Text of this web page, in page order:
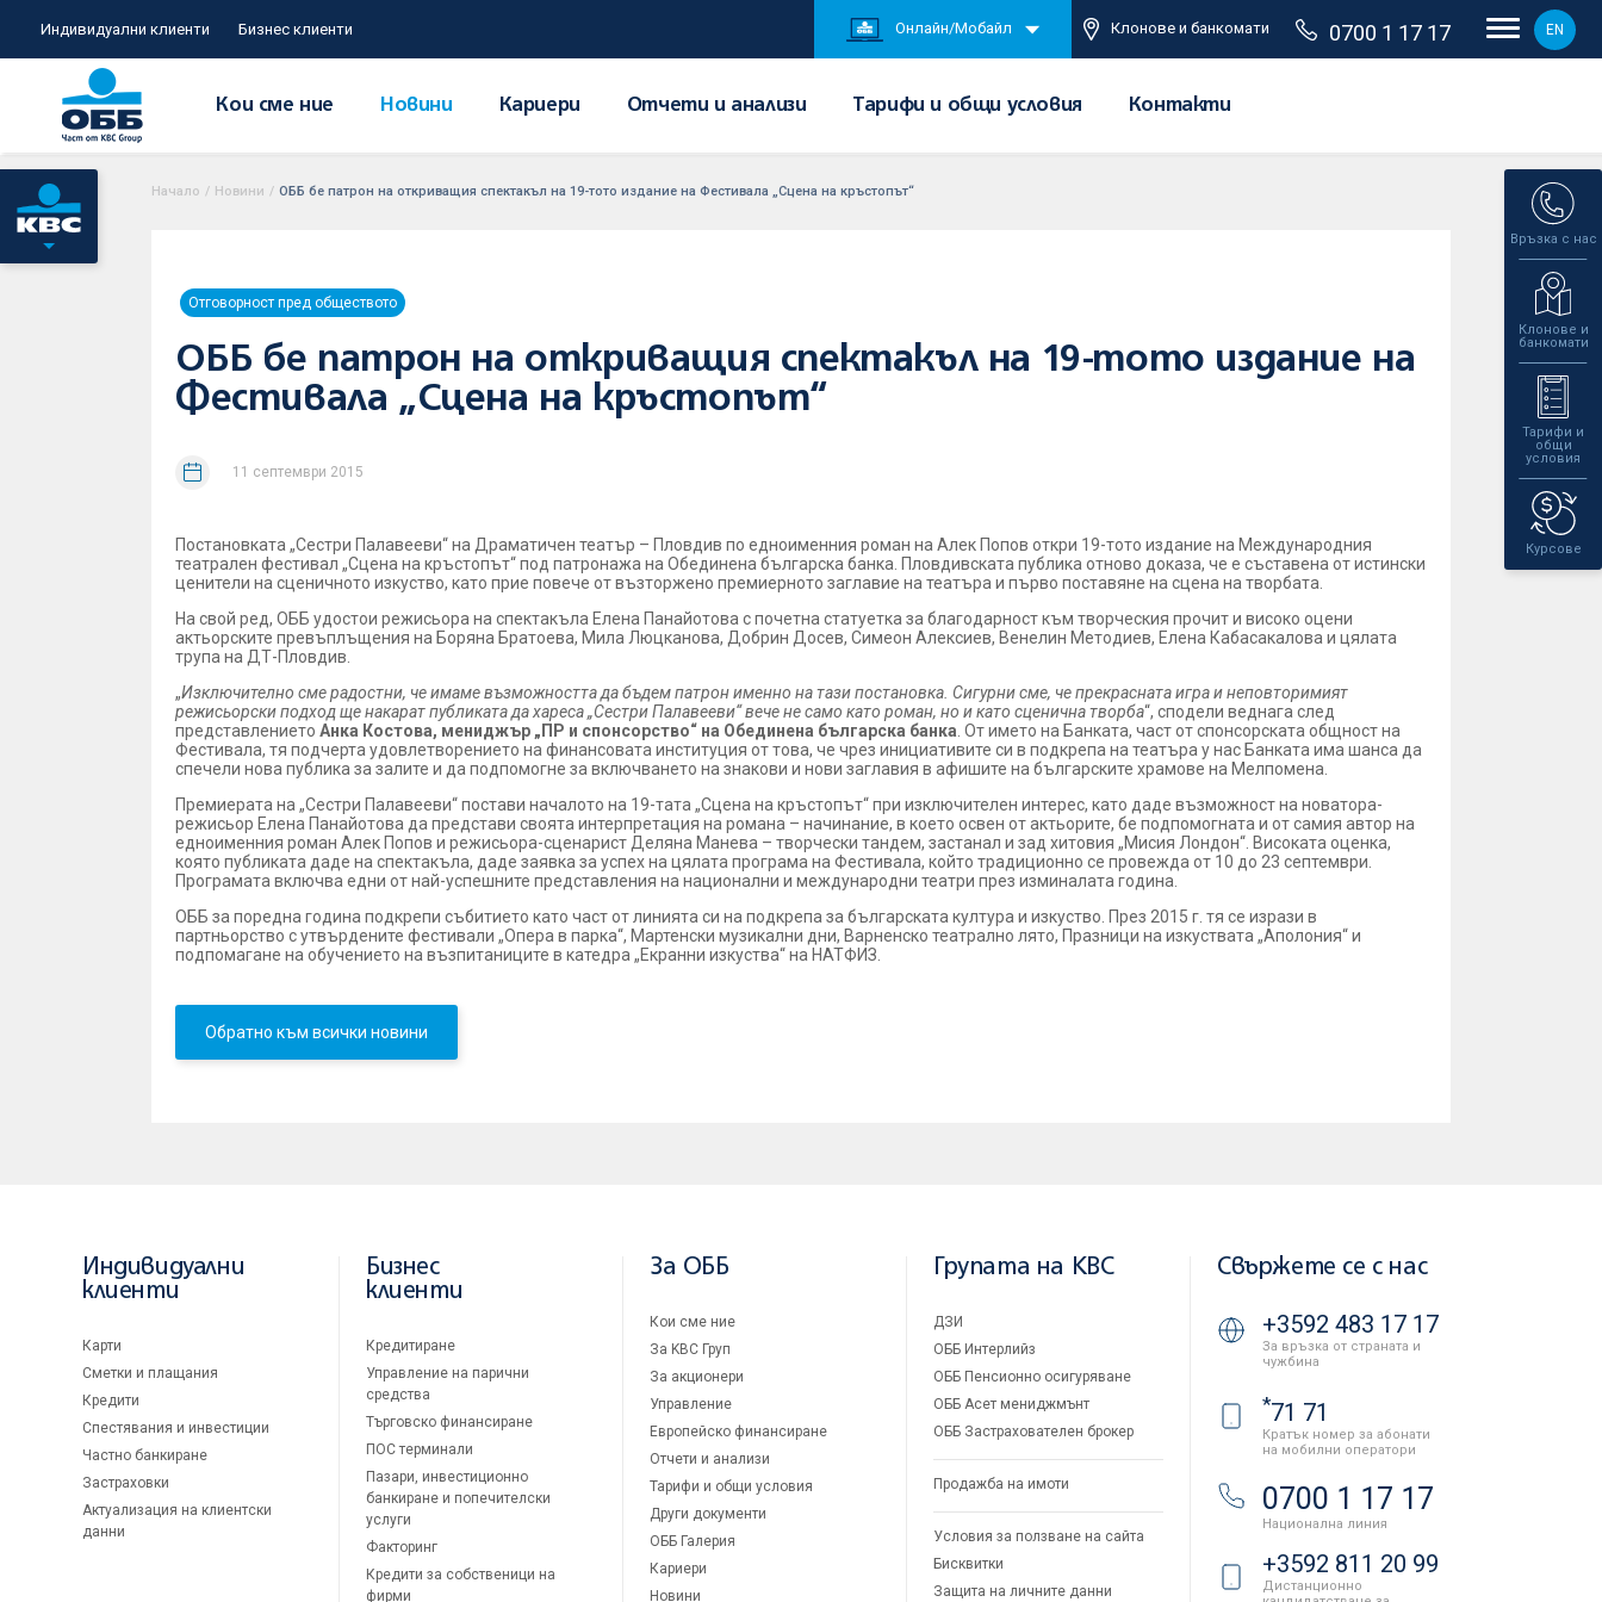
Индивидуални клиенти Бизнес клиенти Онлайн/Мобайл Клонове и банкомати 0700 1 17 17 EN
Кои сме ние Новини Кариери Отчети и анализи Тарифи и общи условия Контакти
Връзка с нас
Клонове и
банкомати
Тарифи и
общи
условия
Курсове
Начало / Новини / ОББ бе патрон на откриващия спектакъл на 19-тото издание на Фестивала „Сцена на кръстопът“
Отговорност пред обществото
ОББ бе патрон на откриващия спектакъл на 19-тото издание на
Фестивала „Сцена на кръстопът“
11 септември 2015
Постановката „Сестри Палавееви“ на Драматичен театър – Пловдив по едноименния роман на Алек Попов откри 19-тото издание на Международния
театрален фестивал „Сцена на кръстопът“ под патронажа на Обединена българска банка. Пловдивската публика отново доказа, че е съставена от истински
ценители на сценичното изкуство, като прие повече от възторжено премиерното заглавие на театъра и първо поставяне на сцена на творбата.
На свой ред, ОББ удостои режисьора на спектакъла Елена Панайотова с почетна статуетка за благодарност към творческия прочит и високо оцени
актьорските превъплъщения на Боряна Братоева, Мила Люцканова, Добрин Досев, Симеон Алексиев, Венелин Методиев, Елена Кабасакалова и цялата
трупа на ДТ-Пловдив.
„Изключително сме радостни, че имаме възможността да бъдем патрон именно на тази постановка. Сигурни сме, че прекрасната игра и неповторимият
режисьорски подход ще накарат публиката да хареса „Сестри Палавееви“ вече не само като роман, но и като сценична творба“, сподели веднага след
представлението Анка Костова, мениджър „ПР и спонсорство“ на Обединена българска банка . От името на Банката, част от спонсорската общност на
Фестивала, тя подчерта удовлетворението на финансовата институция от това, че чрез инициативите си в подкрепа на театъра у нас Банката има шанса да
спечели нова публика за залите и да подпомогне за включването на знакови и нови заглавия в афишите на българските храмове на Мелпомена.
Премиерата на „Сестри Палавееви“ постави началото на 19-тата „Сцена на кръстопът“ при изключителен интерес, като даде възможност на новатора-
режисьор Елена Панайотова да представи своята интерпретация на романа – начинание, в което освен от актьорите, бе подпомогната и от самия автор на
едноименния роман Алек Попов и режисьора-сценарист Деляна Манева – творчески тандем, застанал и зад хитовия „Мисия Лондон“. Високата оценка,
която публиката даде на спектакъла, даде заявка за успех на цялата програма на Фестивала, който традиционно се провежда от 10 до 23 септември.
Програмата включва едни от най-успешните представления на национални и международни театри през изминалата година.
ОББ за поредна година подкрепи събитието като част от линията си на подкрепа за българската култура и изкуство. През 2015 г. тя се изрази в
партньорство с утвърдените фестивали „Опера в парка“, Мартенски музикални дни, Варненско театрално лято, Празници на изкуствата „Аполония“ и
подпомагане на обучението на възпитаниците в катедра „Екранни изкуства“ на НАТФИЗ.
Обратно към всички новини
Индивидуални
клиенти
Карти
Сметки и плащания
Кредити
Спестявания и инвестиции
Частно банкиране
Застраховки
Актуализация на клиентски
данни
Бизнес
клиенти
Кредитиране
Управление на парични
средства
Търговско финансиране
ПОС терминали
Пазари, инвестиционно
банкиране и попечителски
услуги
Факторинг
Кредити за собственици на
фирми
За ОББ
Кои сме ние
За KBC Груп
За акционери
Управление
Европейско финансиране
Отчети и анализи
Тарифи и общи условия
Други документи
ОББ Галерия
Кариери
Новини
Групата на KBC
ДЗИ
ОББ Интерлийз
ОББ Пенсионно осигуряване
ОББ Асет мениджмънт
ОББ Застрахователен брокер
Продажба на имоти
Условия за ползване на сайта
Бисквитки
Защита на личните данни
Свържете се с нас
+3592 483 17 17
За връзка от страната и
чужбина
*71 71
Кратък номер за абонати
на мобилни оператори
0700 1 17 17
Национална линия
+3592 811 20 99
Дистанционно